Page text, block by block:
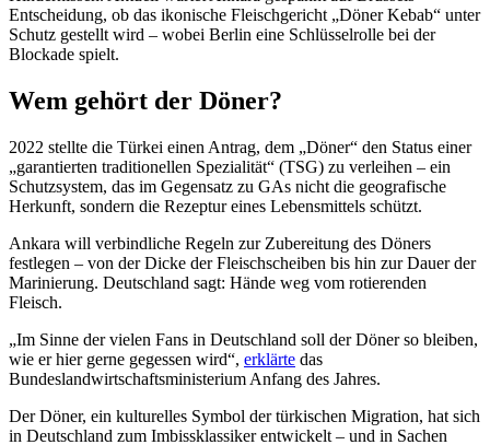
Entscheidung, ob das ikonische Fleischgericht „Döner Kebab“ unter
Schutz gestellt wird – wobei Berlin eine Schlüsselrolle bei der
Blockade spielt.
Wem gehört der Döner?
2022 stellte die Türkei einen Antrag, dem „Döner“ den Status einer
„garantierten traditionellen Spezialität“ (TSG) zu verleihen – ein
Schutzsystem, das im Gegensatz zu GAs nicht die geografische
Herkunft, sondern die Rezeptur eines Lebensmittels schützt.
Ankara will verbindliche Regeln zur Zubereitung des Döners
festlegen – von der Dicke der Fleischscheiben bis hin zur Dauer der
Marinierung. Deutschland sagt: Hände weg vom rotierenden
Fleisch.
„Im Sinne der vielen Fans in Deutschland soll der Döner so bleiben,
wie er hier gerne gegessen wird“, erklärte das
Bundeslandwirtschaftsministerium Anfang des Jahres.
Der Döner, ein kulturelles Symbol der türkischen Migration, hat sich
in Deutschland zum Imbissklassiker entwickelt – und in Sachen